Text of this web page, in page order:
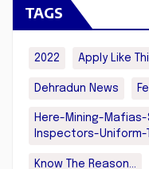
TAGS
2022 Apply Like
Dehradun News
Here-Mining-
Inspectors-Uniform-
Know The Reason...